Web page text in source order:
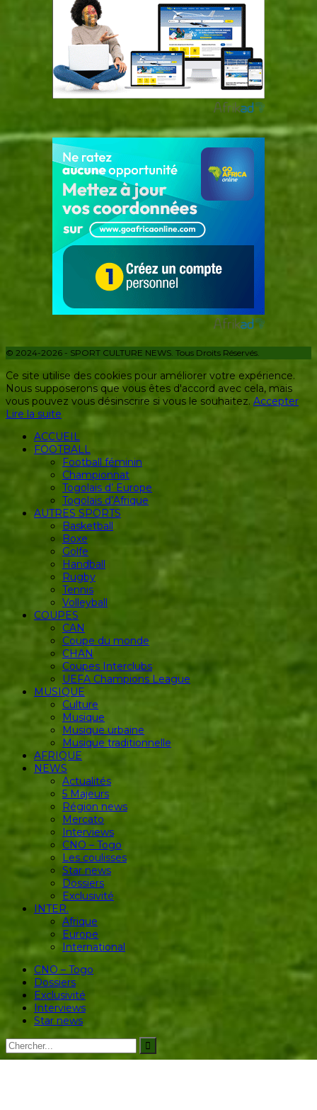
© 2024-2026 - SPORT CULTURE NEWS. Tous Droits Réservés.
Ce site utilise des cookies pour améliorer votre expérience.
Nous supposerons que vous êtes d'accord avec cela, mais
vous pouvez vous désinscrire si vous le souhaitez. Accepter
Lire la suite
ACCUEIL
FOOTBALL
Football féminin
Championnat
Togolais d’ Europe
Togolais d’Afrique
AUTRES SPORTS
Basketball
Boxe
Golfe
Handball
Rugby
Tennis
Volleyball
COUPES
CAN
Coupe du monde
CHAN
Coupes Interclubs
UEFA Champions League
MUSIQUE
Culture
Musique
Musique urbaine
Musique traditionnelle
AFRIQUE
NEWS
Actualités
5 Majeurs
Région news
Mercato
Interviews
CNO – Togo
Les coulisses
Star news
Dossiers
Exclusivité
INTER.
Afrique
Europe
International
CNO – Togo
Dossiers
Exclusivité
Interviews
Star news